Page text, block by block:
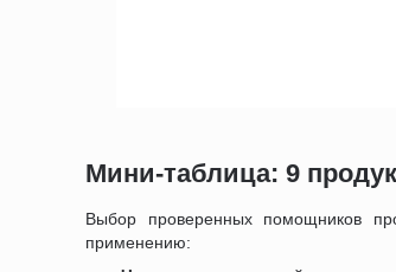
Мини-таблица: 9
Выбор проверенных помощников
применению: